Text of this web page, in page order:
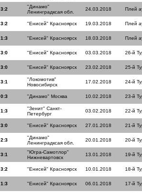
3:2
"Динамо"
Ленинградксая обл.
24.03.2018 Плей
3:2 "Енисей" Красноярск 19.03.2018 Плей
1:3 "Енисей" Красноярск 18.03.2018 Плей
3:0 "Енисей" Красноярск 03.03.2018 26-й
3:0 "Енисей" Красноярск 23.02.2018 25-й
3:1
"Локомотив"
Новосибирск
17.02.2018 24-й
0:3 "Динамо" Москва 10.02.2018 23-й
1:3
"Зенит" Санкт-
Петербург
03.02.2018 22-й
3:0 "Енисей" Красноярск 27.01.2018 21-й
2:3
"Динамо"
Ленинградксая обл.
20.01.2018 20-й
3:1
"Югра-Самотлор"
Нижневартовск
13.01.2018 19-й
3:2 "Енисей" Красноярск 10.01.2018 18-й
1:3 "Енисей" Красноярск 06.01.2018 17-й